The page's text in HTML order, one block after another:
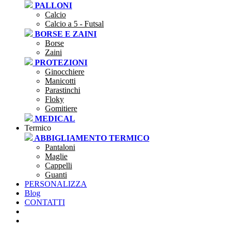
PALLONI
Calcio
Calcio a 5 - Futsal
BORSE E ZAINI
Borse
Zaini
PROTEZIONI
Ginocchiere
Manicotti
Parastinchi
Floky
Gomitiere
MEDICAL
Termico
ABBIGLIAMENTO TERMICO
Pantaloni
Maglie
Cappelli
Guanti
PERSONALIZZA
Blog
CONTATTI